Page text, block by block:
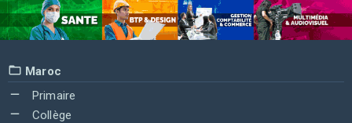
Maroc
Primaire
Collège